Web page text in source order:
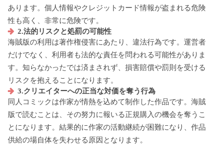
あります。個人情報やクレジットカード情報が盗まれる危険
性も高く、非常に危険です。
2.法的リスクと処罰の可能性
海賊版の利用は著作権侵害にあたり、違法行為です。運営者
だけでなく、利用者も法的な責任を問われる可能性がありま
す。知らなかったでは済まされず、損害賠償や罰則を受ける
リスクを抱えることになります。
3.クリエイターへの正当な対価を奪う行為
同人コミックは作家が情熱を込めて制作した作品です。海賊
版で読むことは、その努力に報いる正規購入の機会を奪うこ
とになります。結果的に作家の活動継続が困難になり、作品
供給の場自体を失わせる原因となります。